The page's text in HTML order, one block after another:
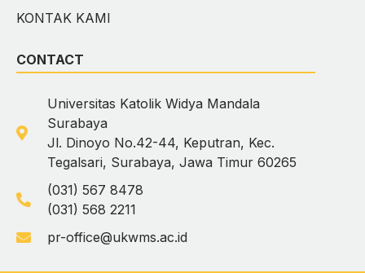
KONTAK KAMI
CONTACT
Universitas Katolik Widya Mandala
Surabaya
Jl. Dinoyo No.42-44, Keputran, Kec.
Tegalsari, Surabaya, Jawa Timur 60265
(031) 567 8478
(031) 568 2211
pr-office@ukwms.ac.id